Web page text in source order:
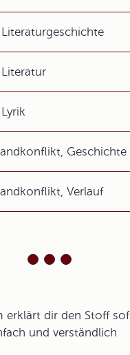
Geschichte
Verlauf
erklärt dir den Stoff
und verständlich